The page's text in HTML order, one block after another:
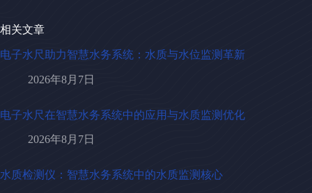
相关文章
电子水尺助力智慧水务系统：水质与水位监测革新
2026年8月7日
电子水尺在智慧水务系统中的应用与水质监测优化
2026年8月7日
水质检测仪：智慧水务系统中的水质监测核心